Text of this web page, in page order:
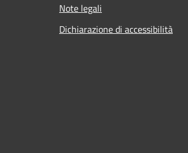
Note legali
Dichiarazione di accessibilità